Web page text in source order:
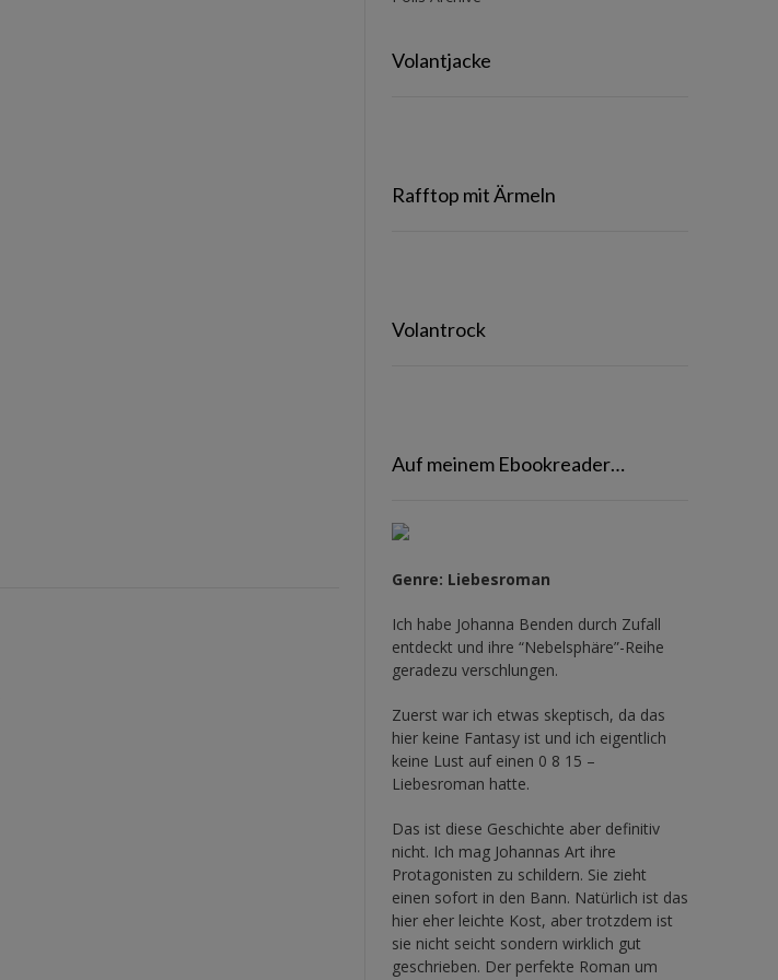
Volantjacke
Rafftop mit Ärmeln
Volantrock
Auf meinem Ebookreader…
Genre: Liebesroman
Ich habe Johanna Benden durch Zufall
entdeckt und ihre “Nebelsphäre”-Reihe
geradezu verschlungen.
Zuerst war ich etwas skeptisch, da das
hier keine Fantasy ist und ich eigentlich
keine Lust auf einen 0 8 15 –
Liebesroman hatte.
Das ist diese Geschichte aber definitiv
nicht. Ich mag Johannas Art ihre
Protagonisten zu schildern. Sie zieht
einen sofort in den Bann. Natürlich ist das
hier eher leichte Kost, aber trotzdem ist
sie nicht seicht sondern wirklich gut
geschrieben. Der perfekte Roman um